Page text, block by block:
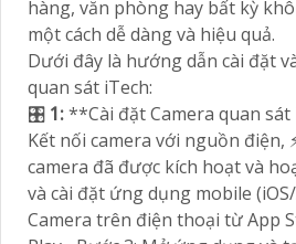
hàng, văn phòng hay bất kỳ
một cách dễ dàng và hiệu quả.
Dưới đây là hướng dẫn cài đặt
quan sát iTech:
🎛 1:**Cài đặt Camera quan
Kết nối camera với nguồn điện,
camera đã được kích hoạt và
và cài đặt ứng dụng mobile
Camera trên điện thoại từ App